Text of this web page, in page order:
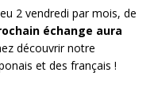
2 vendredi par mois, de
échange aura
découvrir notre
et des français !